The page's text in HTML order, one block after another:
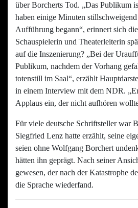
über Borcherts Tod. „Das Publikum
haben einige Minuten
Aufführung begann“, erinnert sich
Schauspielerin und Theaterleiterin
auf die Inszenierung? „Bei der
Publikum, nachdem der Vorhang
totenstill im Saal“, erzählt
in einem Interview mit dem NDR.
Applaus ein, der nicht aufhören
Für viele deutsche Schriftsteller war
Siegfried Lenz hatte erzählt, seine
seien ohne Wolfgang Borchert
hätten ihn geprägt. Nach seiner
gewesen, der nach der Katastrophe
die Sprache wiederfand.